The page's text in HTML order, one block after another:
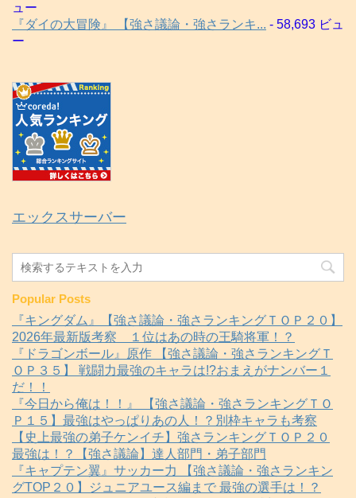
ュー
『ダイの大冒険』 【強さ議論・強さランキ... - 58,693 ビュ
ー
エックスサーバー
Popular Posts
『キングダム』【強さ議論・強さランキングＴＯＰ２０】
2026年最新版考察 １位はあの時の王騎将軍！？
『ドラゴンボール』原作 【強さ議論・強さランキングＴ
ＯＰ３５】 戦闘力最強のキャラは!?おまえがナンバー１
だ！！
『今日から俺は！！』 【強さ議論・強さランキングＴＯ
Ｐ１５】最強はやっぱりあの人！？別枠キャラも考察
【史上最強の弟子ケンイチ】強さランキングＴＯＰ２０
最強は！？【強さ議論】達人部門・弟子部門
『キャプテン翼』サッカー力 【強さ議論・強さランキン
グTOP２０】ジュニアユース編まで 最強の選手は！？